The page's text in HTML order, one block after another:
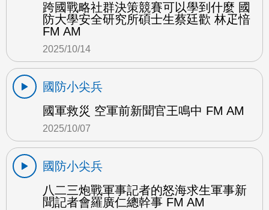
跨國戰略社群決策競賽可以學到什麼 國
防大學安全研究所碩士生蔡廷歡 林疋愔
FM AM
2025/10/14
國防小尖兵
國軍救災 空軍前新聞官王鳴中 FM AM
2025/10/07
國防小尖兵
八二三炮戰軍事記者的怒海求生軍事新
聞記者會羅廣仁總幹事 FM AM